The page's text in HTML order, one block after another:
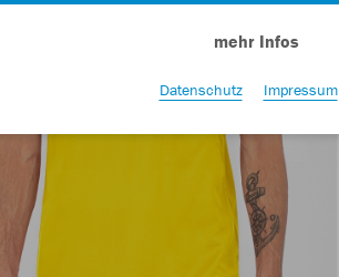
mehr Infos
Datenschutz Impressum